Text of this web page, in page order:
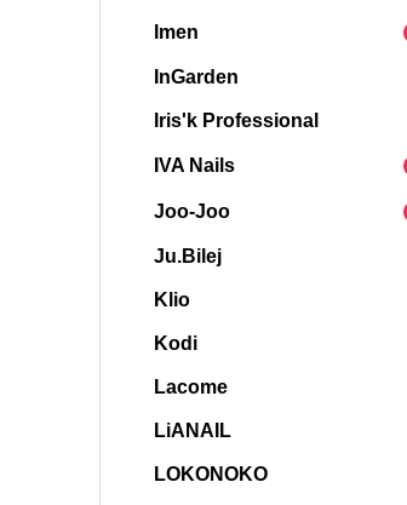
Imen
InGarden
Iris'k Professional
IVA Nails
Joo-Joo
Ju.Bilej
Klio
Kodi
Lacome
LiANAIL
LOKONOKO